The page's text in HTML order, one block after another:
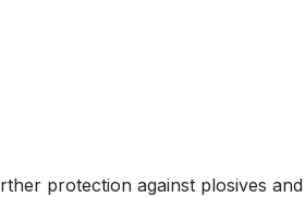
protection against plosives and